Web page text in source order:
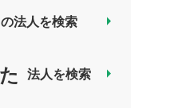
の法人を検索 arrow_right
法人を検索 arrow_right